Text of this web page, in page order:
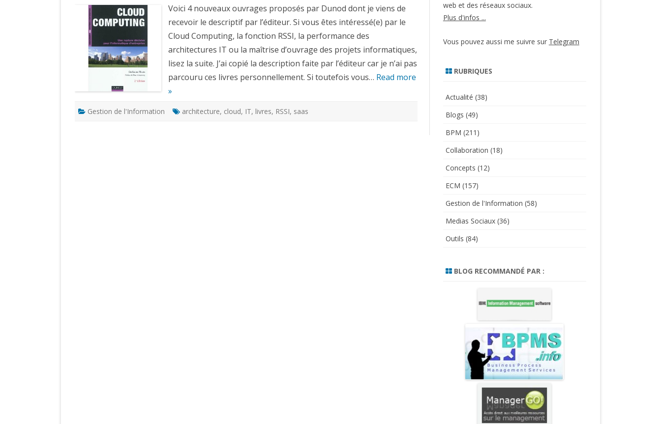
le
Cloud
Computing,
la
fonction
RSSI,
l’architecture
IT
et
la
Gestion
de
Voici 4 nouveaux ouvrages proposés par Dunod dont je viens de
recevoir le descriptif par l’éditeur. Si vous êtes intéressé(e) par le
Cloud Computing, la fonction RSSI, la performance des
architectures IT ou la maîtrise d’ouvrage des projets informatiques,
lisez la suite. J’ai copié la description faite par l’éditeur car je n’ai pas
parcouru ces livres personnellement. Si toutefois vous… Read more
»
Gestion de l'Information architecture, cloud, IT, livres, RSSI, saas
web et des réseaux sociaux.
Plus d'infos ...
Vous pouvez aussi me suivre sur Telegram
RUBRIQUES
Actualité (38)
Blogs (49)
BPM (211)
Collaboration (18)
Concepts (12)
ECM (157)
Gestion de l'Information (58)
Medias Sociaux(36)
Outils (84)
BLOG RECOMMANDÉ PAR :